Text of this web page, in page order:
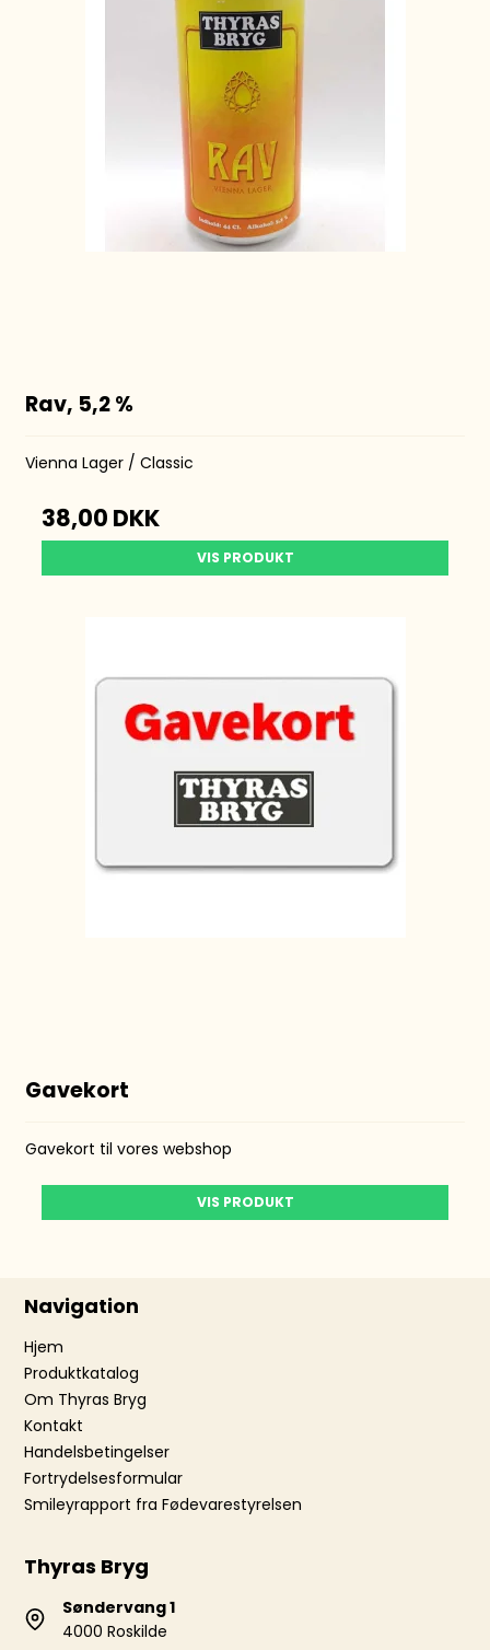
Rav, 5,2 %
Vienna Lager / Classic
38,00 DKK
VIS PRODUKT
Gavekort
Gavekort til vores webshop
VIS PRODUKT
Navigation
Hjem
Produktkatalog
Om Thyras Bryg
Kontakt
Handelsbetingelser
Fortrydelsesformular
Smileyrapport fra Fødevarestyrelsen
Thyras Bryg
Søndervang 1
4000 Roskilde